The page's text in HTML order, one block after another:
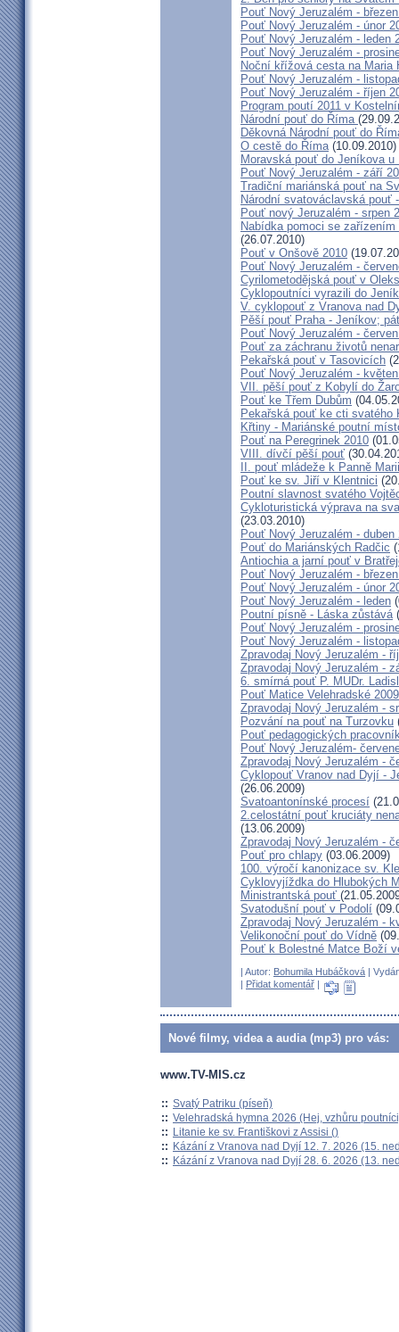
Pouť Nový Jeruzalém -
Pouť Nový Jeruzalém - únor
Pouť Nový Jeruzalém - leden
Pouť Nový Jeruzalém -
Noční křížová cesta na Maria
Pouť Nový Jeruzalém -
Pouť Nový Jeruzalém - říjen
Program poutí 2011 v
Národní pouť do Říma
Děkovná Národní pouť do
O cestě do Říma (10.09.2010)
Moravská pouť do Jeníkova u
Pouť Nový Jeruzalém - září
Tradiční mariánská pouť na
Národní svatováclavská pouť
Pouť nový Jeruzalém - srpen
Nabídka pomoci se
(26.07.2010)
Pouť v Onšově 2010
Pouť Nový Jeruzalém -
Cyrilometodějská pouť v
Cyklopoutníci vyrazili do
V. cyklopouť z Vranova nad
Pěší pouť Praha - Jeníkov;
Pouť Nový Jeruzalém -
Pouť za záchranu životů
Pekařská pouť v Tasovicích
Pouť Nový Jeruzalém -
VII. pěší pouť z Kobylí do
Pouť ke Třem Dubům
Pekařská pouť ke cti svatého
Křtiny - Mariánské poutní
Pouť na Peregrinek 2010
VIII. dívčí pěší pouť
II. pouť mládeže k Panně
Pouť ke sv. Jiří v Klentnici
Poutní slavnost svatého
Cykloturistická výprava na
(23.03.2010)
Pouť Nový Jeruzalém - duben
Pouť do Mariánských Radčic
Antiochia a jarní pouť v
Pouť Nový Jeruzalém -
Pouť Nový Jeruzalém - únor
Pouť Nový Jeruzalém - leden
Poutní písně - Láska zůstává
Pouť Nový Jeruzalém -
Pouť Nový Jeruzalém -
Zpravodaj Nový Jeruzalém -
Zpravodaj Nový Jeruzalém -
6. smírná pouť P. MUDr.
Pouť Matice Velehradské 2009
Zpravodaj Nový Jeruzalém -
Pozvání na pouť na Turzovku
Pouť pedagogických
Pouť Nový Jeruzalém-
Zpravodaj Nový Jeruzalém -
Cyklopouť Vranov nad Dyjí -
(26.06.2009)
Svatoantonínské procesí
2.celostátní pouť kruciáty
(13.06.2009)
Zpravodaj Nový Jeruzalém -
Pouť pro chlapy (03.06.2009)
100. výročí kanonizace sv.
Cyklovyjíždka do Hlubokých
Ministrantská pouť
Svatodušní pouť v Podolí
Zpravodaj Nový Jeruzalém -
Velikonoční pouť do Vídně
Pouť k Bolestné Matce Boží
| Autor: Bohumila Hubáčková |
| Přidat komentář |
Nové filmy, videa a audia (mp3) pro vás:
www.TV-MIS.cz
:: Svatý Patriku (píseň)
:: Velehradská hymna 2026 (Hej, vzhůru
:: Litanie ke sv. Františkovi z Assisi ()
:: Kázání z Vranova nad Dyjí 12. 7. 2026 (15.
:: Kázání z Vranova nad Dyjí 28. 6. 2026 (13.